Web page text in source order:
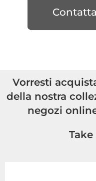
Vorresti
della nostra
negozi